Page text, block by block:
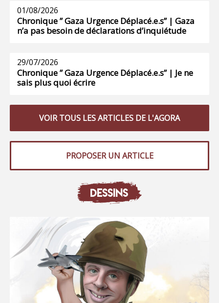
01/08/2026
Chronique ” Gaza Urgence Déplacé.e.s” | Gaza
n’a pas besoin de déclarations d’inquiétude
29/07/2026
Chronique ” Gaza Urgence Déplacé.e.s” | Je ne
sais plus quoi écrire
VOIR TOUS LES ARTICLES DE L'AGORA
PROPOSER UN ARTICLE
DESSINS